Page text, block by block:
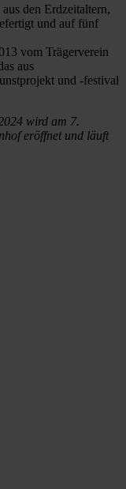
den Erdzeitaltern,
und auf fünf
vom Trägerverein
aus
und -festival
wird am 7.
eröffnet und läuft